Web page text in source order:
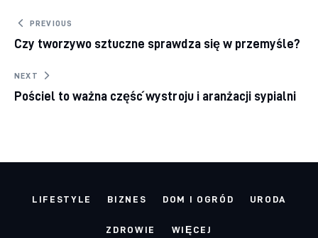
Nawigacja wpisu
PREVIOUS
Czy tworzywo sztuczne sprawdza się w przemyśle?
NEXT
Pościel to ważna część wystroju i aranżacji sypialni
LIFESTYLE BIZNES DOM I OGRÓD URODA
ZDROWIE WIĘCEJ